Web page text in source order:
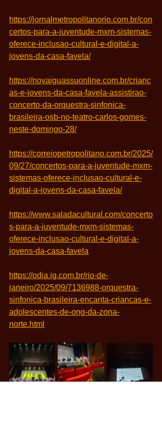
https://jornalmetropolitanorio.com.br/con
certos-para-a-juventude-mxm-sistemas-
oferece-inclusao-cultural-e-digital-a-
jovens-da-casa-favela/
https://novaiguassuonline.com.br/crianc
as-e-jovens-da-casa-favela-assistirao-
concerto-da-orquestra-sinfonica-
brasileira-osb-no-teatro-carlos-gomes-
neste-domingo-28/
https://correiopetropolitano.com.br/2025/
09/27/concertos-para-a-juventude-mxm-
sistemas-oferece-inclusao-cultural-e-
digital-a-jovens-da-casa-favela/
https://www.saladacultural.com/concerto
s-para-a-juventude-mxm-sistemas-
oferece-inclusao-cultural-e-digital-a-
jovens-da-casa-favela
https://odia.ig.com.br/rio-de-
janeiro/2025/09/7136988-orquestra-
sinfonica-brasileira-encanta-criancas-e-
adolescentes-de-ong-da-zona-
norte.html